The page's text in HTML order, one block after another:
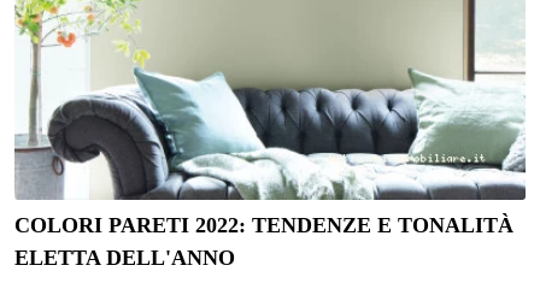
COLORI PARETI 2022: TENDENZE E TONALITÀ
ELETTA DELL'ANNO